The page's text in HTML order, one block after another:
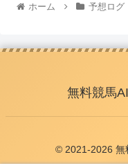
ホーム 予想ログ
無料競馬
© 2021-2026 無